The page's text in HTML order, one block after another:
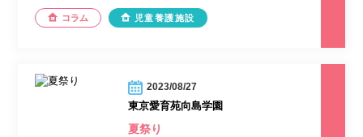
コラム 児童養護施設
2023/08/27
東京愛育苑向島学園
夏祭り